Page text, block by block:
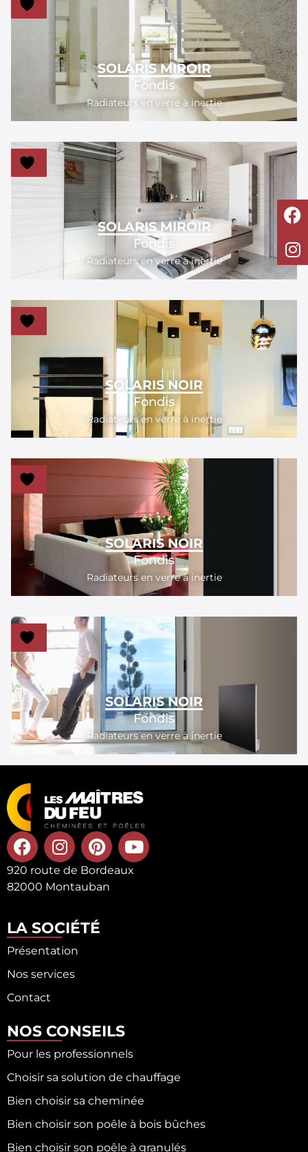
SOLARIS MIROIR
Fondis
Radiateurs en verre à inertie
SOLARIS MIROIR
Fondis
Radiateurs en verre à inertie
SOLARIS NOIR
Fondis
Radiateurs en verre à inertie
SOLARIS NOIR
Fondis
Radiateurs en verre à inertie
SOLARIS NOIR
Fondis
Radiateurs en verre à inertie
920 route de Bordeaux
82000 Montauban
LA SOCIÉTÉ
Présentation
Nos services
Contact
NOS CONSEILS
Pour les professionnels
Choisir sa solution de chauffage
Bien choisir sa cheminée
Bien choisir son poêle à bois bûches
Bien choisir son poêle à granulés